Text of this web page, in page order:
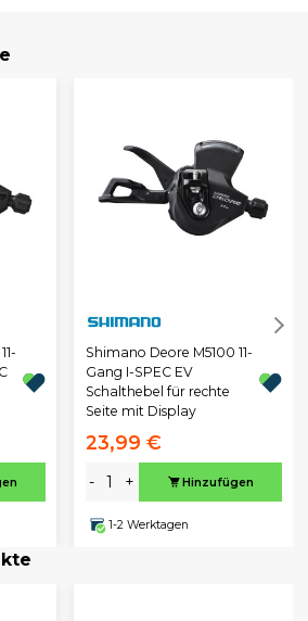
Shimano Deore M5100 11-
Gang I-SPEC EV
Schalthebel für rechte
Seite mit Display
23,99 €
- + Hinzufügen
1-2 Werktagen